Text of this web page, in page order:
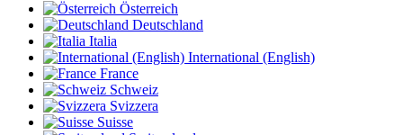
Österreich
Deutschland
Italia
International (English)
France
Schweiz
Svizzera
Suisse